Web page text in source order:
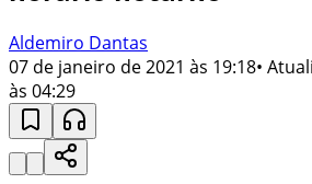
Aldemiro Dantas
07 de janeiro de 2021 às 19:18•
às 04:29